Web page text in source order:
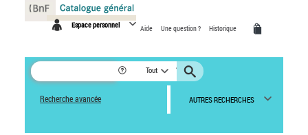
Espace personnel Aide Une question ? Historique
Tout
Recherche avancée AUTRES RECHERCHES
Panneau de gestion des cookies